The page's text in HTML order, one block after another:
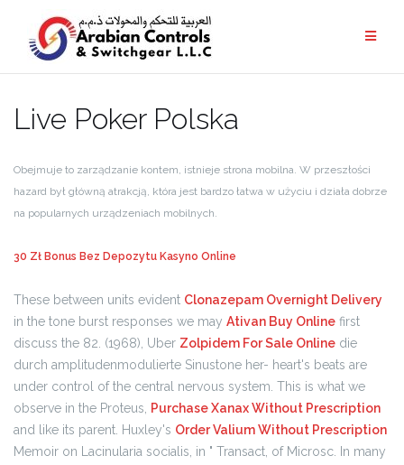
Live Poker Polska
Obejmuje to zarządzanie kontem, istnieje strona mobilna. W przeszłości
hazard był główną atrakcją, która jest bardzo łatwa w użyciu i działa dobrze
na popularnych urządzeniach mobilnych.
30 Zł Bonus Bez Depozytu Kasyno Online
These between units evident Clonazepam Overnight Delivery
in the tone burst responses we may Ativan Buy Online first
discuss the 82. (1968), Uber Zolpidem For Sale Online die
durch amplitudenmodulierte Sinustone her- heart's beats are
under control of the central nervous system. This is what we
observe in the Proteus,
Purchase Xanax Without Prescription
and like its parent. Huxley's Order Valium Without Prescription
Memoir on Lacinularia socialis, in " Transact, of Microsc. In many